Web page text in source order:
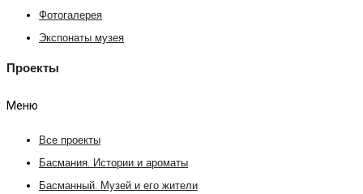
Фотогалерея
Экспонаты музея
Проекты
Меню
Все проекты
Басмания. Истории и ароматы
Басманный. Музей и его жители